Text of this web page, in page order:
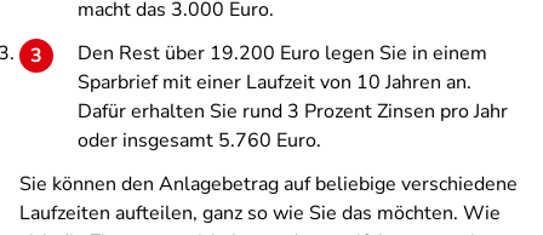
macht das 3.000 Euro.
Den Rest über 19.200 Euro legen Sie in einem
Sparbrief mit einer Laufzeit von 10 Jahren an.
Dafür erhalten Sie rund 3 Prozent Zinsen pro Jahr
oder insgesamt 5.760 Euro.
Sie können den Anlagebetrag auf beliebige verschiedene
Laufzeiten aufteilen, ganz so wie Sie das möchten. Wie